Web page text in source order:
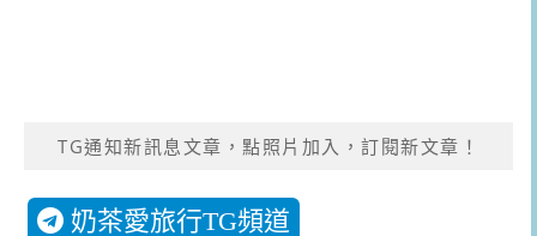
TG通知新訊息文章，點照片加入，訂閱新文章！
奶茶愛旅行TG頻道